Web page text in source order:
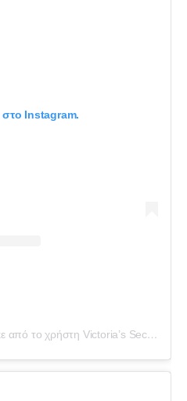
στο Instagram.
Η δημοσίευση κοινοποιήθηκε από το χρήστη Victoria’s Secret Angels (@vsecretnews)